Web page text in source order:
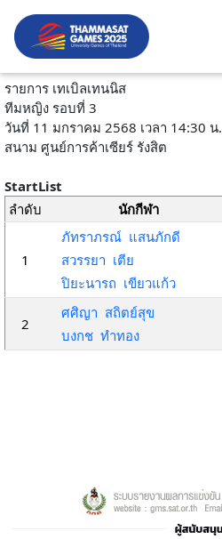
รายการ เทเบิลเทนนิส
ทีมหญิง รอบที่ 3
วันที่ 11 มกราคม 2568 เวลา 14:30 น.
สนาม ศูนย์การค้าเซียร์ รังสิต
StartList
ลำดับ
นักกีฬา
1
ภัทราภรณ์ แสนภักดี
สวรรยา เตีย
ปิยะนารถ เขียวแก้ว
2
ศศิญา สถิตย์สุข
บงกช ทำทอง